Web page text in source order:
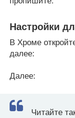
Настройки
В Хроме
далее:
Далее:
Читайте